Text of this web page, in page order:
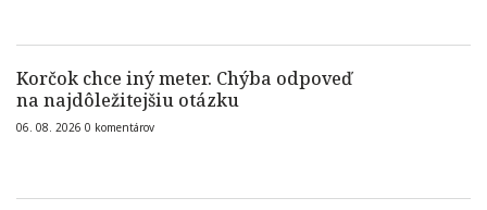
Korčok chce iný meter. Chýba odpoveď
na najdôležitejšiu otázku
06. 08. 2026 0 komentárov